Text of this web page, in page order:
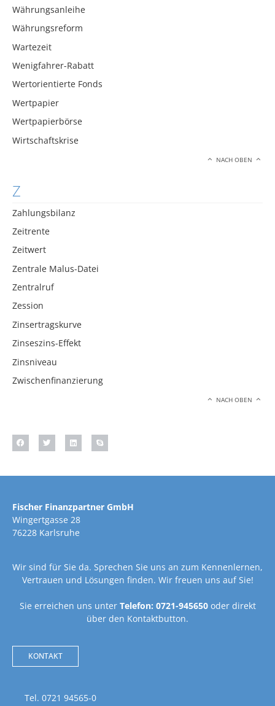
Währungsanleihe
Währungsreform
Wartezeit
Wenigfahrer-Rabatt
Wertorientierte Fonds
Wertpapier
Wertpapierbörse
Wirtschaftskrise
NACH OBEN
Z
Zahlungsbilanz
Zeitrente
Zeitwert
Zentrale Malus-Datei
Zentralruf
Zession
Zinsertragskurve
Zinseszins-Effekt
Zinsniveau
Zwischenfinanzierung
NACH OBEN
Fischer Finanzpartner GmbH
Wingertgasse 28
76228 Karlsruhe
Wir sind für Sie da. Sprechen Sie uns an zum Kennenlernen,
Vertrauen und Lösungen finden. Wir freuen uns auf Sie!
Sie erreichen uns unter Telefon: 0721-945650oder direkt
über den Kontaktbutton.
KONTAKT
Tel. 0721 94565-0